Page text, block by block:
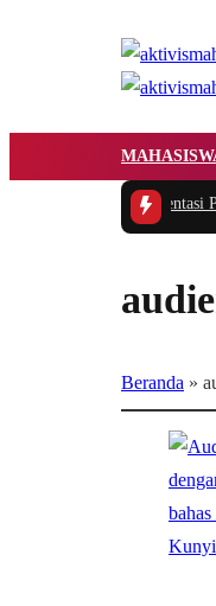
dan Implementasi
Beranda »